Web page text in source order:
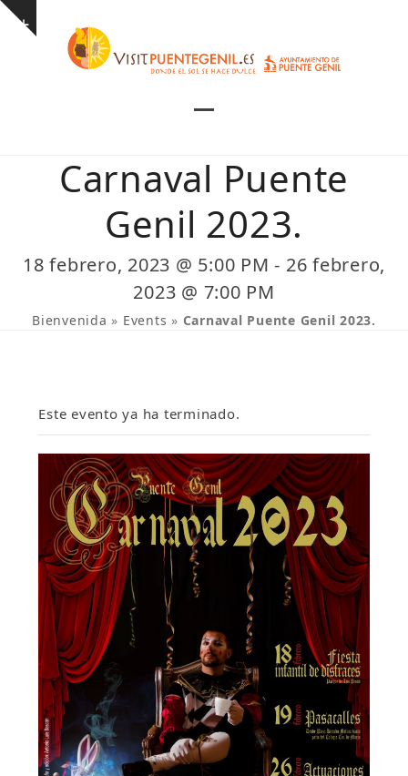
Skip
Show
mobile
menu
mobile
menu
Carnaval Puente
Genil 2023.
18 febrero, 2023 @ 5:00 PM - 26 febrero,
2023 @ 7:00 PM
Bienvenida » Events » Carnaval Puente Genil 2023.
Este evento ya ha terminado.